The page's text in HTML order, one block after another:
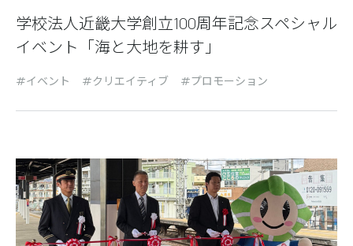
学校法人近畿大学創立100周年記念スペシャル
イベント「海と大地を耕す」
イベント クリエイティブ プロモーション